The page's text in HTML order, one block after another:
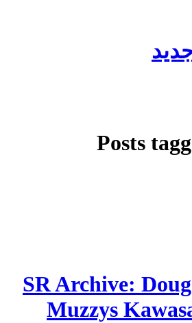
Posts
SR Archive:
Muzzys